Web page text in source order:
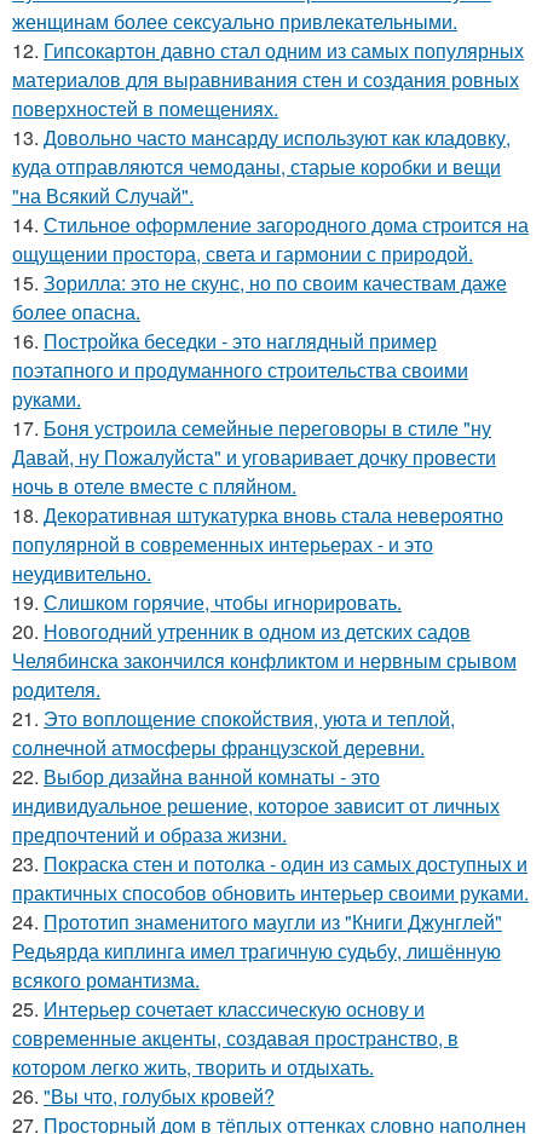
женщинам более сексуально привлекательными.
12. Гипсокартон давно стал одним из самых популярных
материалов для выравнивания стен и создания ровных
поверхностей в помещениях.
13. Довольно часто мансарду используют как кладовку,
куда отправляются чемоданы, старые коробки и вещи
"на Всякий Случай".
14. Стильное оформление загородного дома строится на
ощущении простора, света и гармонии с природой.
15. Зорилла: это не скунс, но по своим качествам даже
более опасна.
16. Постройка беседки - это наглядный пример
поэтапного и продуманного строительства своими
руками.
17. Боня устроила семейные переговоры в стиле "ну
Давай, ну Пожалуйста" и уговаривает дочку провести
ночь в отеле вместе с пляйном.
18. Декоративная штукатурка вновь стала невероятно
популярной в современных интерьерах - и это
неудивительно.
19. Слишком горячие, чтобы игнорировать.
20. Новогодний утренник в одном из детских садов
Челябинска закончился конфликтом и нервным срывом
родителя.
21. Это воплощение спокойствия, уюта и теплой,
солнечной атмосферы французской деревни.
22. Выбор дизайна ванной комнаты - это
индивидуальное решение, которое зависит от личных
предпочтений и образа жизни.
23. Покраска стен и потолка - один из самых доступных и
практичных способов обновить интерьер своими руками.
24. Прототип знаменитого маугли из "Книги Джунглей"
Редьярда киплинга имел трагичную судьбу, лишённую
всякого романтизма.
25. Интерьер сочетает классическую основу и
современные акценты, создавая пространство, в
котором легко жить, творить и отдыхать.
26. "Вы что, голубых кровей?
27. Просторный дом в тёплых оттенках словно наполнен